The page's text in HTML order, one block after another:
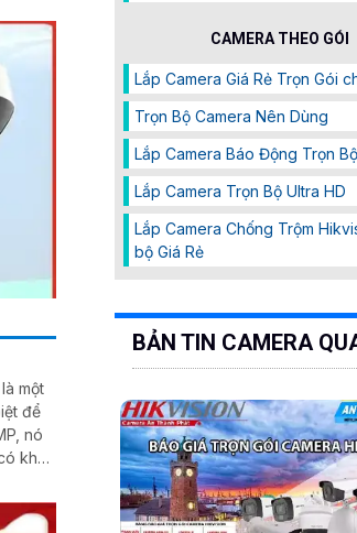
một
để
CAMERA THEO GÓI
Lắp Camera Giá Rẻ Trọn Gói
Trọn Bộ Camera Nên Dùng
Lắp Camera Báo Động Trọn Bộ
Lắp Camera Trọn Bộ Ultra HD
Lắp Camera Chống Trộm
bộ Giá Rẻ
BẢN TIN CAMERA